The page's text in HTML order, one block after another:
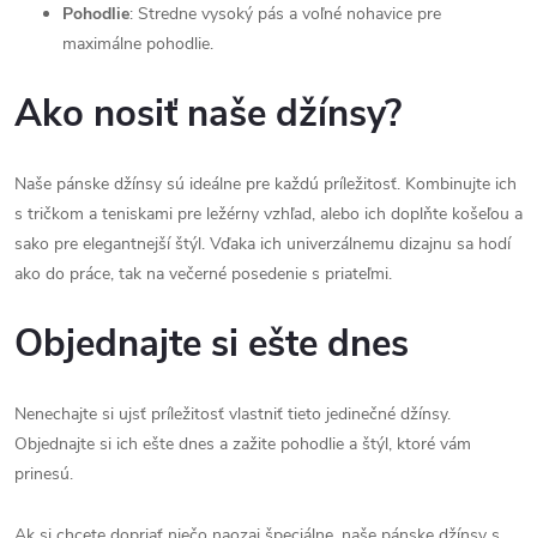
Pohodlie: Stredne vysoký pás a voľné nohavice pre
maximálne pohodlie.
Ako nosiť naše džínsy?
Naše pánske džínsy sú ideálne pre každú príležitosť. Kombinujte ich
s tričkom a teniskami pre ležérny vzhľad, alebo ich doplňte košeľou a
sako pre elegantnejší štýl. Vďaka ich univerzálnemu dizajnu sa hodí
ako do práce, tak na večerné posedenie s priateľmi.
Objednajte si ešte dnes
Nenechajte si ujsť príležitosť vlastniť tieto jedinečné džínsy.
Objednajte si ich ešte dnes a zažite pohodlie a štýl, ktoré vám
prinesú.